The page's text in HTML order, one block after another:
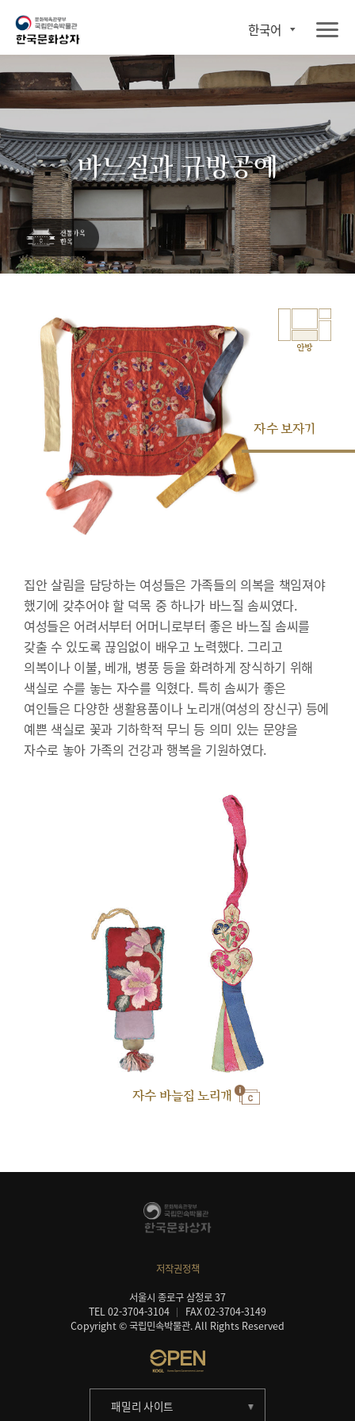
한국어
바느질과 규방공예
안방
자수 보자기
집안 살림을 담당하는 여성들은 가족들의 의복을 책임져야
했기에 갖추어야 할 덕목 중 하나가 바느질 솜씨였다.
여성들은 어려서부터 어머니로부터 좋은 바느질 솜씨를
갖출 수 있도록 끊임없이 배우고 노력했다. 그리고
의복이나 이불, 베개, 병풍 등을 화려하게 장식하기 위해
색실로 수를 놓는 자수를 익혔다. 특히 솜씨가 좋은
여인들은 다양한 생활용품이나 노리개(여성의 장신구) 등에
예쁜 색실로 꽃과 기하학적 무늬 등 의미 있는 문양을
자수로 놓아 가족의 건강과 행복을 기원하였다.
자수 바늘집 노리개
저작권정책
서울시 종로구 삼청로 37
TEL 02-3704-3104
FAX 02-3704-3149
Copyright © 국립민속박물관. All Rights Reserved
패밀리 사이트